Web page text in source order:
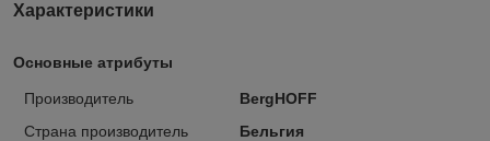
Характеристики
Основные атрибуты
Производитель
BergHOFF
Страна производитель
Бельгия